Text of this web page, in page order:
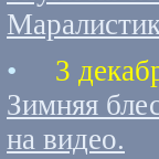
• 3
Зимняя
на видео.